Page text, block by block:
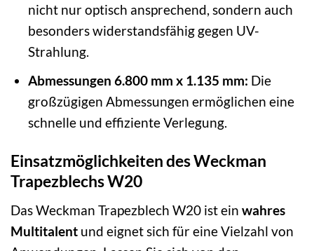
nicht nur optisch ansprechend, sondern auch
besonders widerstandsfähig gegen UV-
Strahlung.
Abmessungen 6.800 mm x 1.135 mm: Die
großzügigen Abmessungen ermöglichen eine
schnelle und effiziente Verlegung.
Einsatzmöglichkeiten des Weckman
Trapezblechs W20
Das Weckman Trapezblech W20 ist ein wahres
Multitalent und eignet sich für eine Vielzahl von